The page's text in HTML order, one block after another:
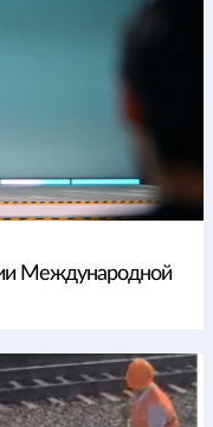
Международной